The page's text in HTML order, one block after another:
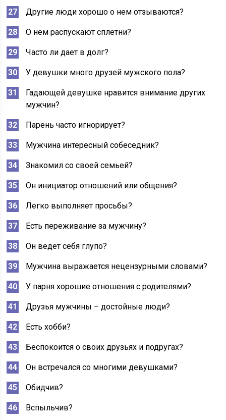
Другие люди хорошо о нем отзываются?
О нем распускают сплетни?
Часто ли дает в долг?
У девушки много друзей мужского пола?
Гадающей девушке нравится внимание других
мужчин?
Парень часто игнорирует?
Мужчина интересный собеседник?
Знакомил со своей семьей?
Он инициатор отношений или общения?
Легко выполняет просьбы?
Есть переживание за мужчину?
Он ведет себя глупо?
Мужчина выражается нецензурными словами?
У парня хорошие отношения с родителями?
Друзья мужчины – достойные люди?
Есть хобби?
Беспокоится о своих друзьях и подругах?
Он встречался со многими девушками?
Обидчив?
Вспыльчив?